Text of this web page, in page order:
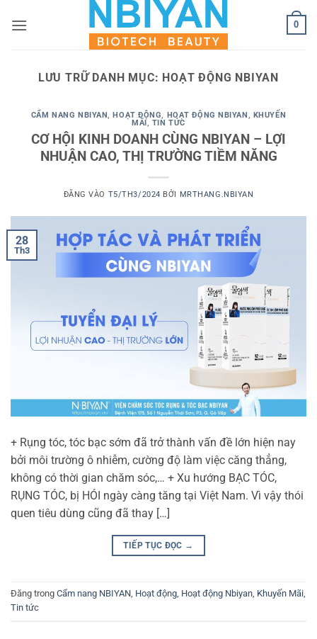
qua
0
LƯU TRỮ DANH MỤC: HOẠT ĐỘNG NBIYAN
CẨM NANG NBIYAN,HOẠT ĐỘNG, HOẠT ĐỘNG NBIYAN, KHUYẾN
MÃI, TIN TỨC
CƠ HỘI KINH DOANH CÙNG NBIYAN – LỢI
NHUẬN CAO, THỊ TRƯỜNG TIỀM NĂNG
ĐĂNG VÀO T5/TH3/2024 BỞI MRTHANG.NBIYAN
28
Th3
+ Rụng tóc, tóc bạc sớm đã trở thành vấn đề lớn hiện nay
bởi môi trường ô nhiễm, cường độ làm việc căng thẳng,
không có thời gian chăm sóc,… + Xu hướng BẠC TÓC,
RỤNG TÓC, bị HÓI ngày càng tăng tại Việt Nam. Vì vậy thói
quen tiêu dùng cũng đã thay […]
TIẾP TỤC ĐỌC →
Đăng trong Cẩm nang NBIYAN, Hoạt động, Hoạt động Nbiyan, Khuyến Mãi,
Tin tức